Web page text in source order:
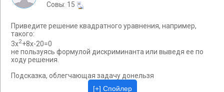
Cовы: 15
Приведите решение квадратного уравнения, например,
такого:
3х2+8х-20=0
не пользуясь формулой дискриминанта или выведя ее по
ходу решения.
Подсказка, облегчающая задачу донельзя